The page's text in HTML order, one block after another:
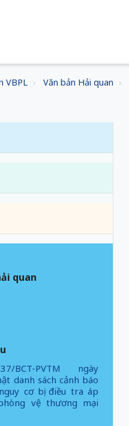
VBPL Văn bản Hải quan
quan
BCT-PVTM ngày
danh sách cảnh báo
cơ bị điều tra áp
vệ thương mại